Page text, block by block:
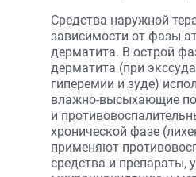
Средства наружной
зависимости от фазы
дерматита. В острой
дерматита (при
гиперемии и зуде)
влажно-высыхающие
и
хронической фазе
применяют
средства и